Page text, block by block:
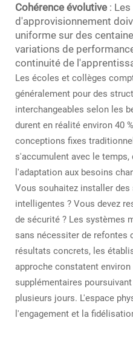
Cohérence évolutive :
d'approvisionnement
uniforme sur des
variations de
continuité de
Les écoles et collèges
généralement pour des
interchangeables selon les
durent en réalité environ 40
conceptions fixes
s'accumulent avec le
l'adaptation aux besoins
Vous souhaitez installer
intelligentes ? Vous devez
de sécurité ? Les systèmes
sans nécessiter de refontes
résultats concrets, les
approche constatent
supplémentaires
plusieurs jours. L'espace
l'engagement et la